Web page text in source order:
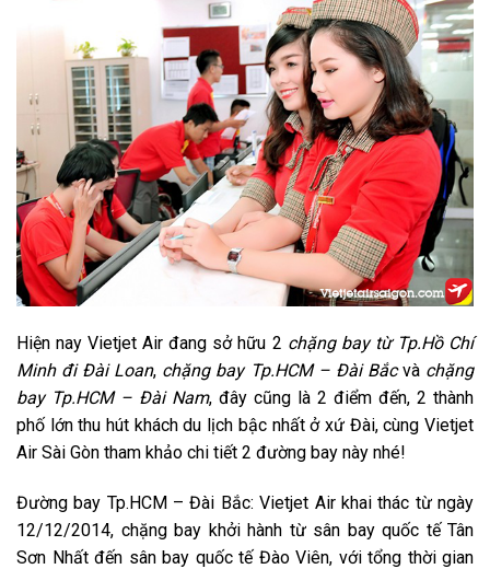
Hiện nay Vietjet Air đang sở hữu 2 chặng bay từ Tp.Hồ Chí
Minh đi Đài Loan, chặng bay Tp.HCM – Đài Bắcvà chặng
bay Tp.HCM – Đài Nam, đây cũng là 2 điểm đến, 2 thành
phố lớn thu hút khách du lịch bậc nhất ở xứ Đài, cùng Vietjet
Air Sài Gòn tham khảo chi tiết 2 đường bay này nhé!
Đường bay Tp.HCM – Đài Bắc: Vietjet Air khai thác từ ngày
12/12/2014, chặng bay khởi hành từ sân bay quốc tế Tân
Sơn Nhất đến sân bay quốc tế Đào Viên, với tổng thời gian